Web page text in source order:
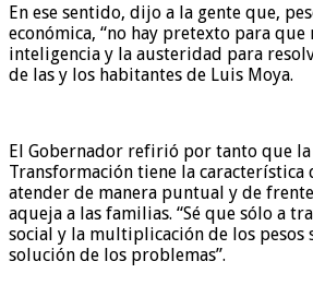
En ese sentido, dijo a la gente que,
económica, “no hay pretexto para que
inteligencia y la austeridad para
de las y los habitantes de Luis Moya.
El Gobernador refirió por tanto que
Transformación tiene la característica
atender de manera puntual y de
aqueja a las familias. “Sé que sólo a
social y la multiplicación de los pesos
solución de los problemas”.